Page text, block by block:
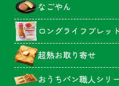
なごやん
ロングライフブレッ
超熟お取り寄せ
おうちパン職人シリ